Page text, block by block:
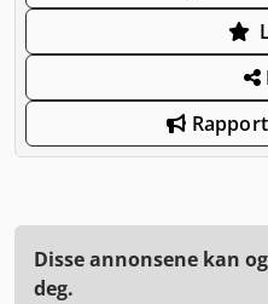
Disse annonsene kan
deg.